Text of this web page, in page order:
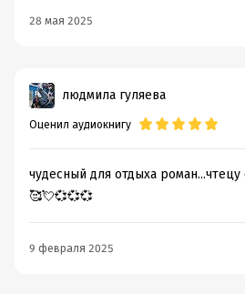
28 мая 2025
людмила гуляева
Оценил аудиокнигу
чудесный для отдыха
🥰💘💞💞💞
9 февраля 2025